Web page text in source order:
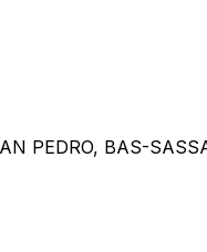
PEDRO, BAS-